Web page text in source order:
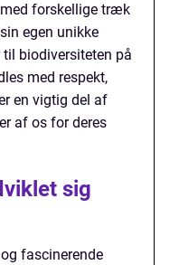
forskellige træk
egen unikke
biodiversiteten på
med respekt,
en vigtig del af
af os for deres
sig
fascinerende